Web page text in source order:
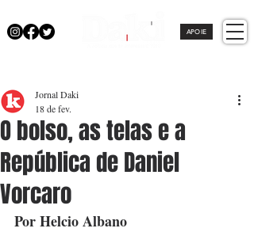
APOIE
O bolso, as telas e a
República de Daniel
Vorcaro
Jornal Daki
18 de fev.
Por Helcio Albano